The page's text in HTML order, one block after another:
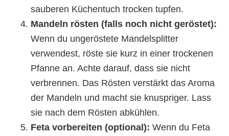
sauberen Küchentuch trocken tupfen.
Mandeln rösten (falls noch nicht geröstet):
Wenn du ungeröstete Mandelsplitter
verwendest, röste sie kurz in einer trockenen
Pfanne an. Achte darauf, dass sie nicht
verbrennen. Das Rösten verstärkt das Aroma
der Mandeln und macht sie knuspriger. Lass
sie nach dem Rösten abkühlen.
Feta vorbereiten (optional): Wenn du Feta